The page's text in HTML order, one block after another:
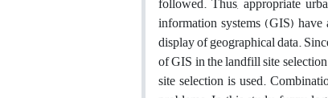
information systems (GIS) have
display of geographical data.
of GIS in the landfill site
site selection is used.